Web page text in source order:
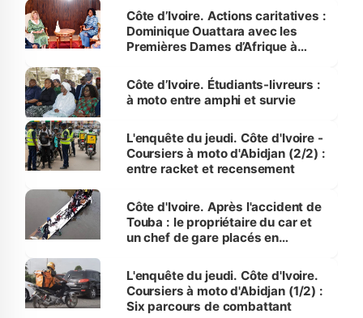
Côte d’Ivoire. Actions caritatives :
Dominique Ouattara avec les
Premières Dames d’Afrique à
Côte d’Ivoire. Étudiants-livreurs :
à moto entre amphi et survie
L'enquête du jeudi. Côte d'Ivoire -
Coursiers à moto d'Abidjan (2/2) :
entre racket et recensement
Côte d'Ivoire. Après l'accident de
Touba : le propriétaire du car et
un chef de gare placés en
L'enquête du jeudi. Côte d'Ivoire.
Coursiers à moto d'Abidjan (1/2) :
Six parcours de combattant